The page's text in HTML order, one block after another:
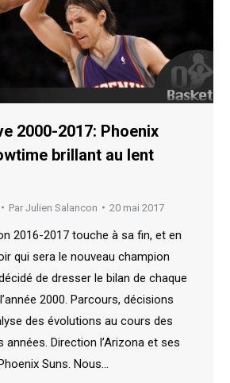
2000-2017: Phoenix
brillant au lent
Par Julien Salancon 20 mai 2017
2016-2017 touche à sa fin, et en
qui sera le nouveau champion
de dresser le bilan de chaque
2000. Parcours, décisions
des évolutions au cours des
années. Direction l’Arizona et ses
Suns. Nous…